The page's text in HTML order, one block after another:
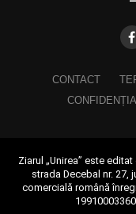
CONTACT
Ziarul „Unirea” este
strada Decebal nr.
comercială română